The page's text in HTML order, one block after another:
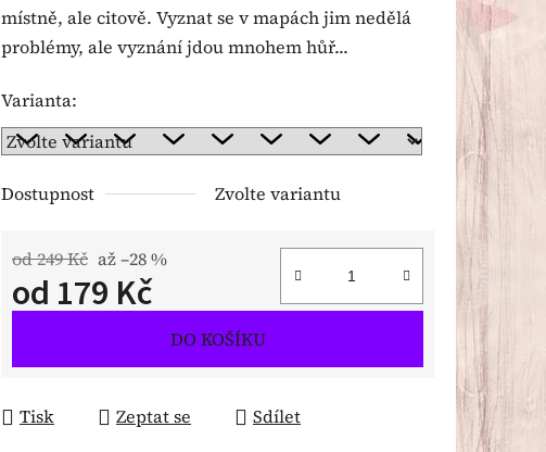
místně, ale citově. Vyznat se v mapách jim nedělá
problémy, ale vyznání jdou mnohem hůř...
Varianta:
Dostupnost Zvolte variantu
od 249 Kč až –28 %
od 179 Kč
DO KOŠÍKU
Tisk Zeptat se Sdílet